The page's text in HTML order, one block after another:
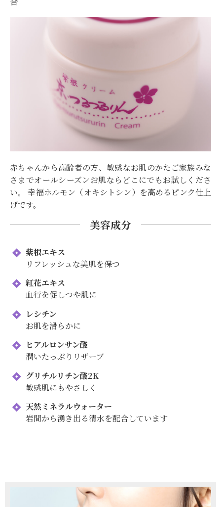
赤ちゃんから高齢者の方、敏感なお肌のかたご家族みな
さまでオールシーズンお肌ならどこにでもお試しくださ
い。 幸福ホルモン（オキシトシン）を高めるピンク仕上
げです。
美容成分
紫根エキス
リフレッシュな美肌を保つ
紅花エキス
血行を促しつや肌に
レシチン
お肌を滑らかに
ヒアルロンサン酸
潤いたっぷりリザーブ
グリチルリチン酸2K
敏感肌にもやさしく
天然ミネラルウォーター
岩間から湧き出る清水を配合しています